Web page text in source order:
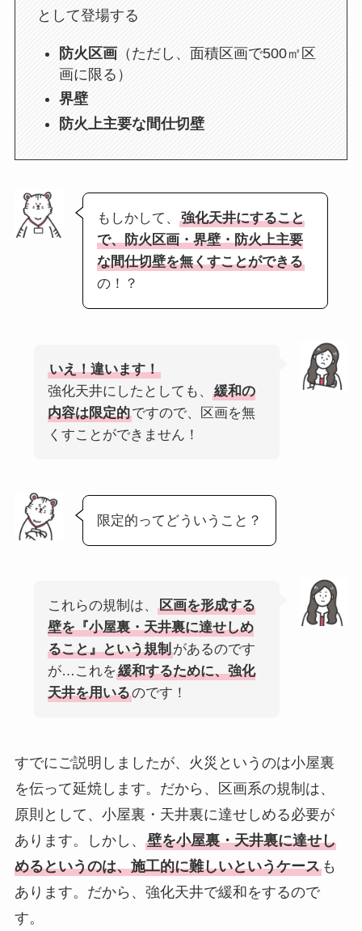
として登場する
防火区画（ただし、面積区画で500㎡区
画に限る）
界壁
防火上主要な間仕切壁
もしかして、
強化天井にすること
で、防火区画・界壁・防火上主要
な間仕切壁を無くすことができる
の！？
いえ！違います！
強化天井にしたとしても、
緩和の
内容は限定的ですので、区画を無
くすことができません！
限定的ってどういうこと？
これらの規制は、
区画を形成する
壁を『小屋裏・天井裏に達せしめ
ること』という規制があるのです
が…これを緩和するために、強化
天井を用いるのです！
すでにご説明しましたが、火災というのは小屋裏
を伝って延焼します。だから、区画系の規制は、
原則として、小屋裏・天井裏に達せしめる必要が
あります。しかし、 壁を小屋裏・天井裏に達せし
めるというのは、施工的に難しいというケースも
あります。だから、強化天井で緩和をするので
す。